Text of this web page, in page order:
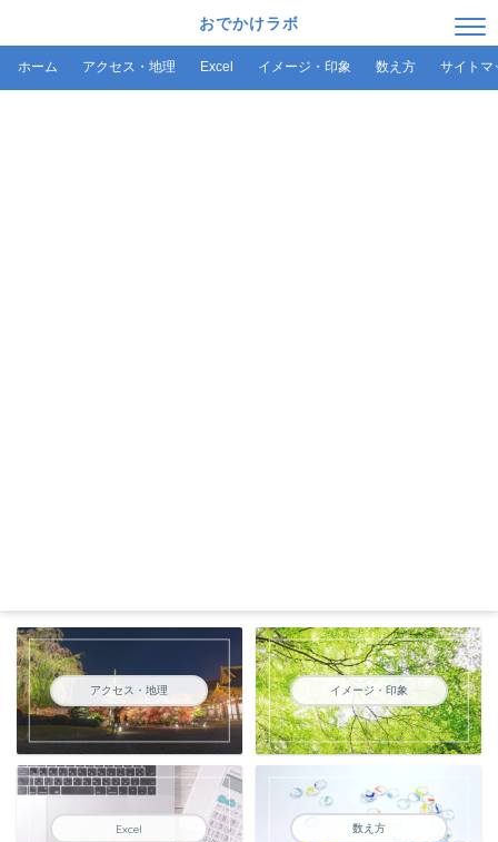
おでかけラボ
ホーム アクセス・地理 Excel イメージ・印象 数え方 サイトマ
アクセス・地理 イメージ・印象
Excel 数え方